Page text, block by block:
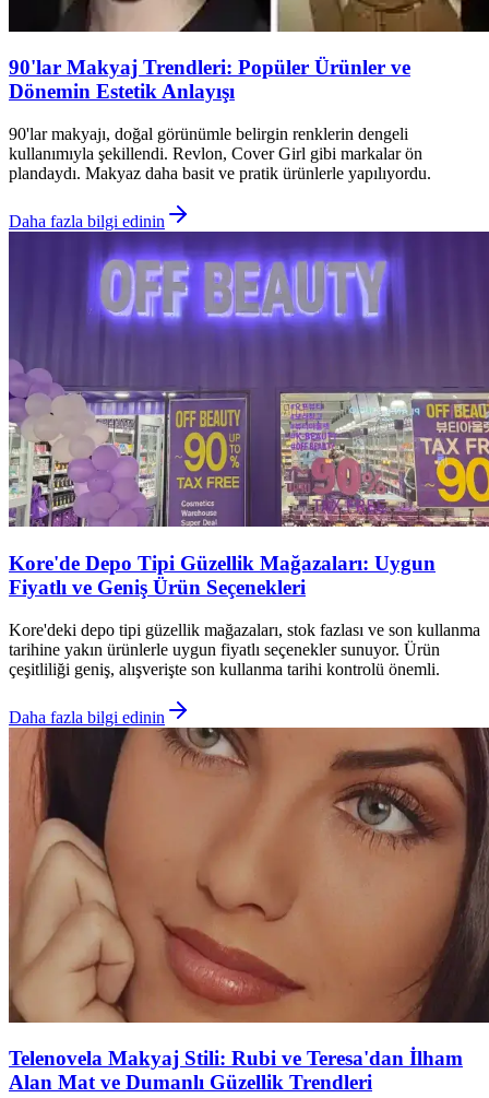
90'lar Makyaj Trendleri: Popüler Ürünler ve
Dönemin Estetik Anlayışı
90'lar makyajı, doğal görünümle belirgin renklerin dengeli
kullanımıyla şekillendi. Revlon, Cover Girl gibi markalar ön
plandaydı. Makyaz daha basit ve pratik ürünlerle yapılıyordu.
Daha fazla bilgi edinin
Kore'de Depo Tipi Güzellik Mağazaları: Uygun
Fiyatlı ve Geniş Ürün Seçenekleri
Kore'deki depo tipi güzellik mağazaları, stok fazlası ve son kullanma
tarihine yakın ürünlerle uygun fiyatlı seçenekler sunuyor. Ürün
çeşitliliği geniş, alışverişte son kullanma tarihi kontrolü önemli.
Daha fazla bilgi edinin
Telenovela Makyaj Stili: Rubi ve Teresa'dan İlham
Alan Mat ve Dumanlı Güzellik Trendleri